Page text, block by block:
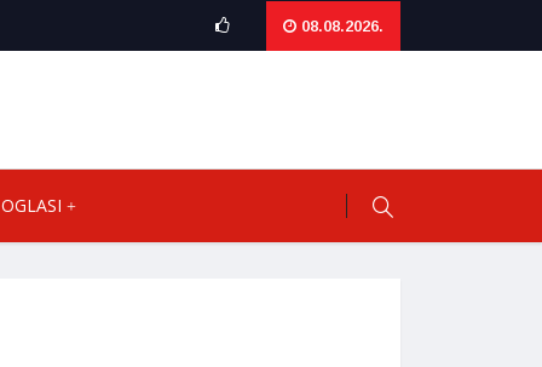
08.08.2026.
OGLASI